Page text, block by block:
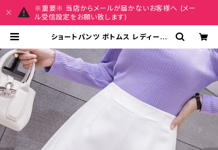
※重要※ 当店からメールが届かないお客様へ (メー
ル受信設定をお願い致します)
ショートパンツ ボトムス レディース
ュロット ショーパン ショート丈 ホワ
イト ブラック 白 黒 カジュアル きれ
いめ 春 夏 春夏 OL オフィスカジュア
ル 韓国 C-PSS0006 | REIRSE
レイルセ 20代,30代,40代 レディー
スファッション 通販